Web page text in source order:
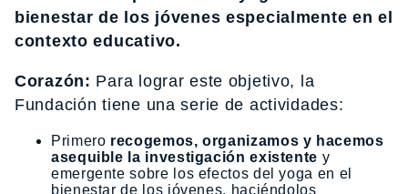
bienestar de los jóvenes especialmente en el
contexto educativo.
Corazón: Para lograr este objetivo, la
Fundación tiene una serie de actividades:
Primero recogemos, organizamos y hacemos
asequible la investigación existente y
emergente sobre los efectos del yoga en el
bienestar de los jóvenes, haciéndolos